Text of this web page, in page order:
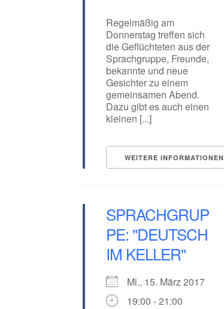
Regelmäßig am
Donnerstag treffen sich
die Geflüchteten aus der
Sprachgruppe, Freunde,
bekannte und neue
Gesichter zu einem
gemeinsamen Abend.
Dazu gibt es auch einen
kleinen [...]
WEITERE INFORMATIONEN
SPRACHGRUP
PE: "DEUTSCH
IM KELLER"
Mi., 15. März 2017
19:00 - 21:00